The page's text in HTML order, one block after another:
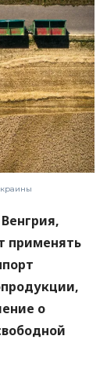
применять
о